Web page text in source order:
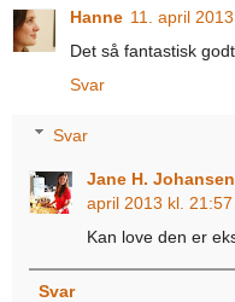
Hanne 11. april
Det så fantastisk
Svar
Svar
Jane H.
april 2013 kl. 21:57
Kan love den er
Svar